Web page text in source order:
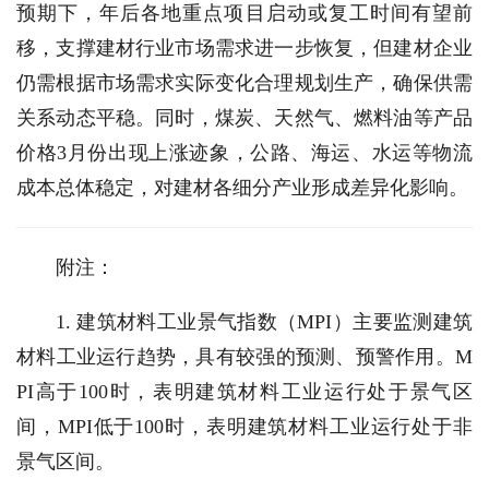
预期下，年后各地重点项目启动或复工时间有望前
移，支撑建材行业市场需求进一步恢复，但建材企业
仍需根据市场需求实际变化合理规划生产，确保供需
关系动态平稳。同时，煤炭、天然气、燃料油等产品
价格3月份出现上涨迹象，公路、海运、水运等物流
成本总体稳定，对建材各细分产业形成差异化影响。
附注：
1. 建筑材料工业景气指数（MPI）主要监测建筑
材料工业运行趋势，具有较强的预测、预警作用。M
PI高于100时，表明建筑材料工业运行处于景气区
间，MPI低于100时，表明建筑材料工业运行处于非
景气区间。